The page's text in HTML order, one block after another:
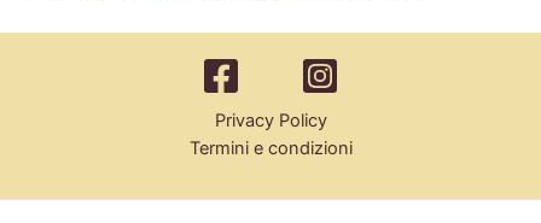
Privacy Policy
Termini e condizioni